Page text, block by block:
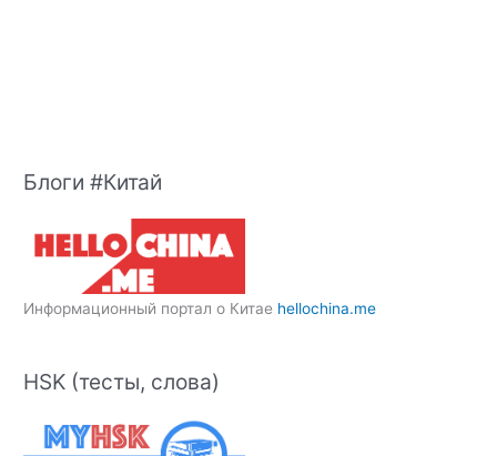
Блоги #Китай
Информационный портал о Китае hellochina.me
HSK (тесты, слова)